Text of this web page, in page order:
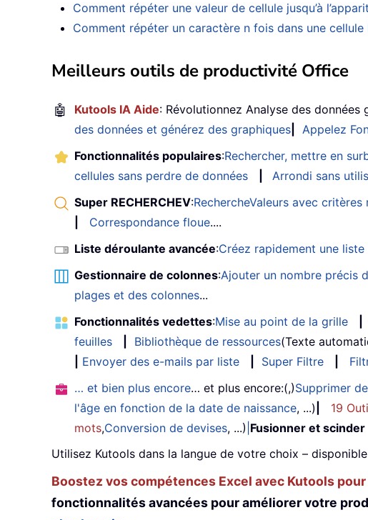
Comment répéter une valeur de cellule jusqu’à
Comment répéter un caractère n fois dans une cellule
Meilleurs outils de productivité Office
🤖 Kutools IA Aide: Révolutionnez Analyse des données
des données et générez des graphiques
Appelez
Fonctionnalités populaires:Rechercher, mettre en
cellules sans perdre de données
Arrondi sans
Super RECHERCHEV:RechercheValeurs avec critères
Correspondance floue....
Liste déroulante avancée:Créez rapidement une
Gestionnaire de colonnes:Ajouter un nombre précis
plages et des colonnes...
Fonctionnalités vedettes:Mise au point de la grille
feuilles
Bibliothèque de ressources(Texte
Envoyer des e-mails par liste Super Filtre
… et bien plus encore… et plus encore:(,)Supprimer
l'âge en fonction de la date de naissance, ...) 19
mots,Conversion de devises, ...) Fusionner et scinder
Utilisez Kutools dans la langue de votre choix –
Boostez vos compétences Excel avec Kutools
fonctionnalités avancées pour améliorer votre